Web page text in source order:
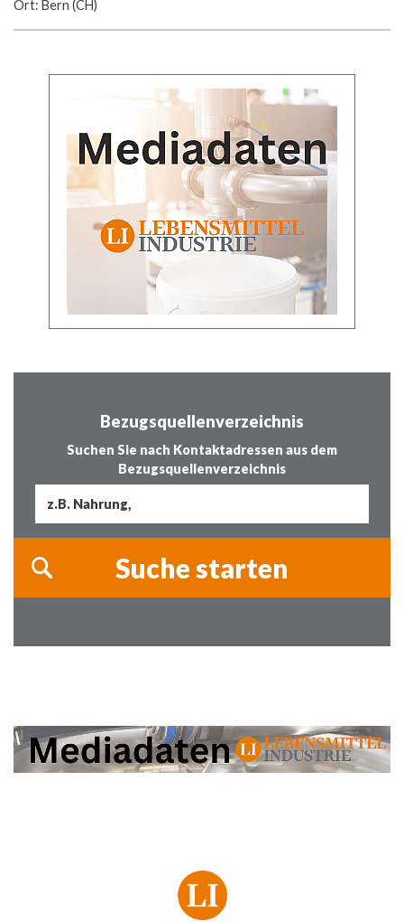
Ort: Bern (CH)
Bezugsquellenverzeichnis
Suchen Sie nach Kontaktadressen aus dem
Bezugsquellenverzeichnis